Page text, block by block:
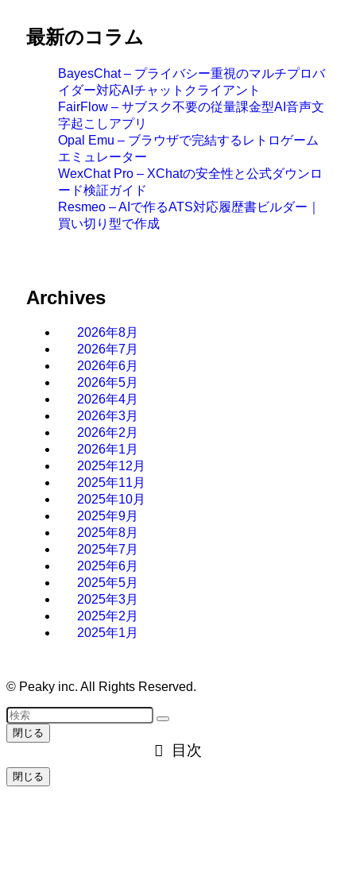
最新のコラム
BayesChat – プライバシー重視のマルチプロバ
イダー対応AIチャットクライアント
FairFlow – サブスク不要の従量課金型AI音声文
字起こしアプリ
Opal Emu – ブラウザで完結するレトロゲーム
エミュレーター
WexChat Pro – XChatの安全性と公式ダウンロ
ード検証ガイド
Resmeo – AIで作るATS対応履歴書ビルダー｜
買い切り型で作成
Archives
2026年8月
2026年7月
2026年6月
2026年5月
2026年4月
2026年3月
2026年2月
2026年1月
2025年12月
2025年11月
2025年10月
2025年9月
2025年8月
2025年7月
2025年6月
2025年5月
2025年3月
2025年2月
2025年1月
© Peaky inc. All Rights Reserved.
閉じる
目次
閉じる